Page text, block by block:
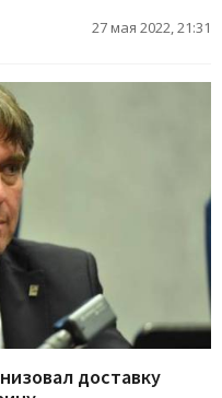
27 мая 2022, 21:31
доставку